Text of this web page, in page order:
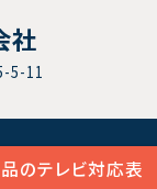
のテレビ対応表
社
5-11